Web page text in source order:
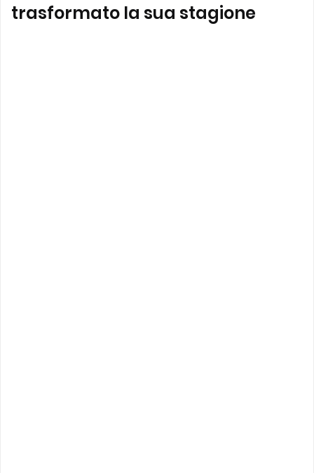
trasformato la sua stagione